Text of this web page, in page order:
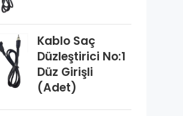
Kablo Saç
Düzleştirici No:1
Düz Girişli
(Adet)